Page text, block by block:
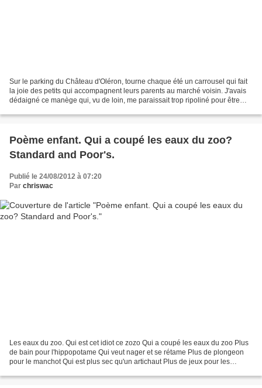
Sur le parking du Château d'Oléron, tourne chaque été un carrousel qui fait
la joie des petits qui accompagnent leurs parents au marché voisin. J'avais
dédaigné ce manège qui, vu de loin, me paraissait trop ripoliné pour être
Poème enfant. Qui a coupé les eaux du zoo?
Standard and Poor's.
Publié le 24/08/2012 à 07:20
Par chriswac
Les eaux du zoo. Qui est cet idiot ce zozo Qui a coupé les eaux du zoo Plus
de bain pour l'hippopotame Qui veut nager et se rétame Plus de plongeon
pour le manchot Qui est plus sec qu'un artichaut Plus de jeux pour les